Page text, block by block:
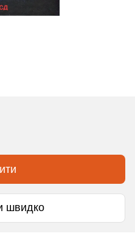
швидко